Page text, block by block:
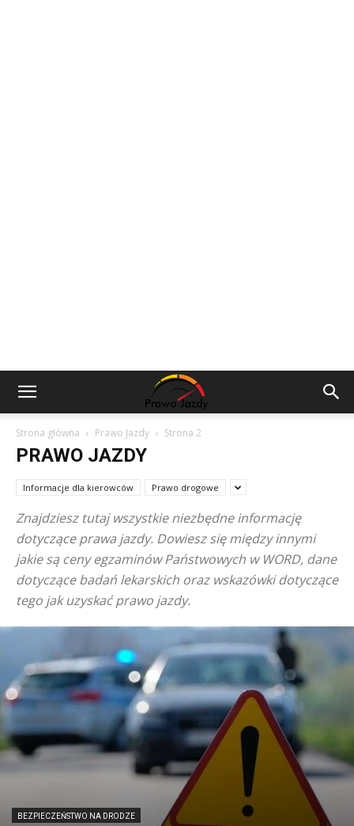
Strona główna Prawo Jazdy Strona 2
PRAWO JAZDY
Informacje dla kierowców Prawo drogowe
Znajdziesz tutaj wszystkie niezbędne informację
dotyczące prawa jazdy. Dowiesz się między innymi
jakie są ceny egzaminów Państwowych w WORD, dane
dotyczące badań lekarskich oraz wskazówki dotyczące
tego jak uzyskać prawo jazdy.
BEZPIECZEŃSTWO NA DRODZE